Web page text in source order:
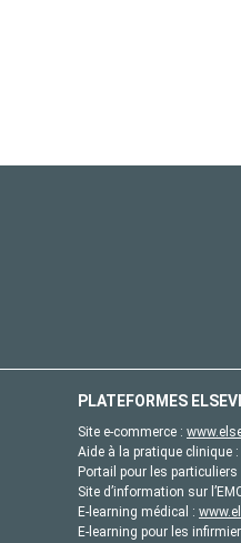
PLATEFORMES
Site e-commerce :
Aide à la pratique clinique :
Portail pour les particuliers
Site d’information sur
E-learning médical :
E-learning pour les